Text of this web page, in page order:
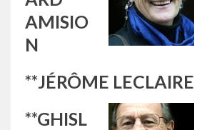
AMISIO
N
**JÉRÔME LECLAIRE
**GHISL